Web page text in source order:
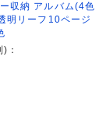
収納 アルバム(4色
明リーフ10ページ
：